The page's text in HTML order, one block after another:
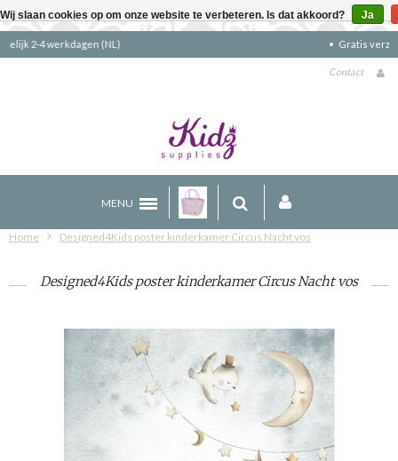
Contact
MENU
Home Designed4Kids poster kinderkamer Circus Nacht vos
Designed4Kids poster kinderkamer Circus Nacht vos
Wij slaan cookies op om onze website te verbeteren. Is dat akkoord? Ja